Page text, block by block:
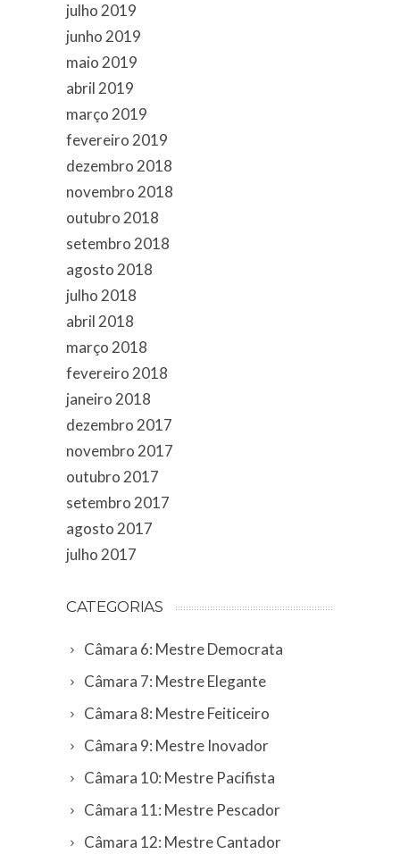
julho 2019
junho 2019
maio 2019
abril 2019
março 2019
fevereiro 2019
dezembro 2018
novembro 2018
outubro 2018
setembro 2018
agosto 2018
julho 2018
abril 2018
março 2018
fevereiro 2018
janeiro 2018
dezembro 2017
novembro 2017
outubro 2017
setembro 2017
agosto 2017
julho 2017
CATEGORIAS
Câmara 6: Mestre Democrata
Câmara 7: Mestre Elegante
Câmara 8: Mestre Feiticeiro
Câmara 9: Mestre Inovador
Câmara 10: Mestre Pacifista
Câmara 11: Mestre Pescador
Câmara 12: Mestre Cantador